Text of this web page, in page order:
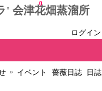
' 会津花畑蒸溜所
ログイン
0
» イベント 薔薇日誌 日誌